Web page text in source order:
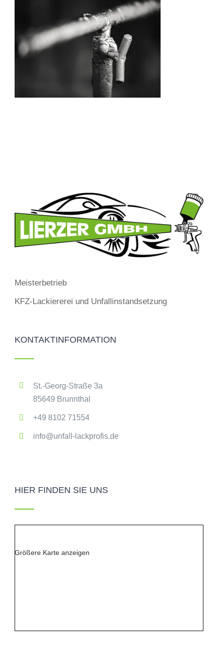
Meisterbetrieb
KFZ-Lackiererei und Unfallinstandsetzung
KONTAKTINFORMATION
St.-Georg-Straße 3a
85649 Brunnthal
+49 8102 71554
info@unfall-lackprofis.de
HIER FINDEN SIE UNS
Größere Karte anzeigen